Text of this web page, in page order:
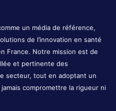
un média de référence,
de l’innovation en santé
France. Notre mission est de
et pertinente des
secteur, tout en adoptant un
compromettre la rigueur ni